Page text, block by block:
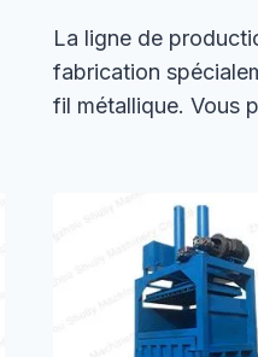
La ligne de
fabrication
fil métallique. Vous